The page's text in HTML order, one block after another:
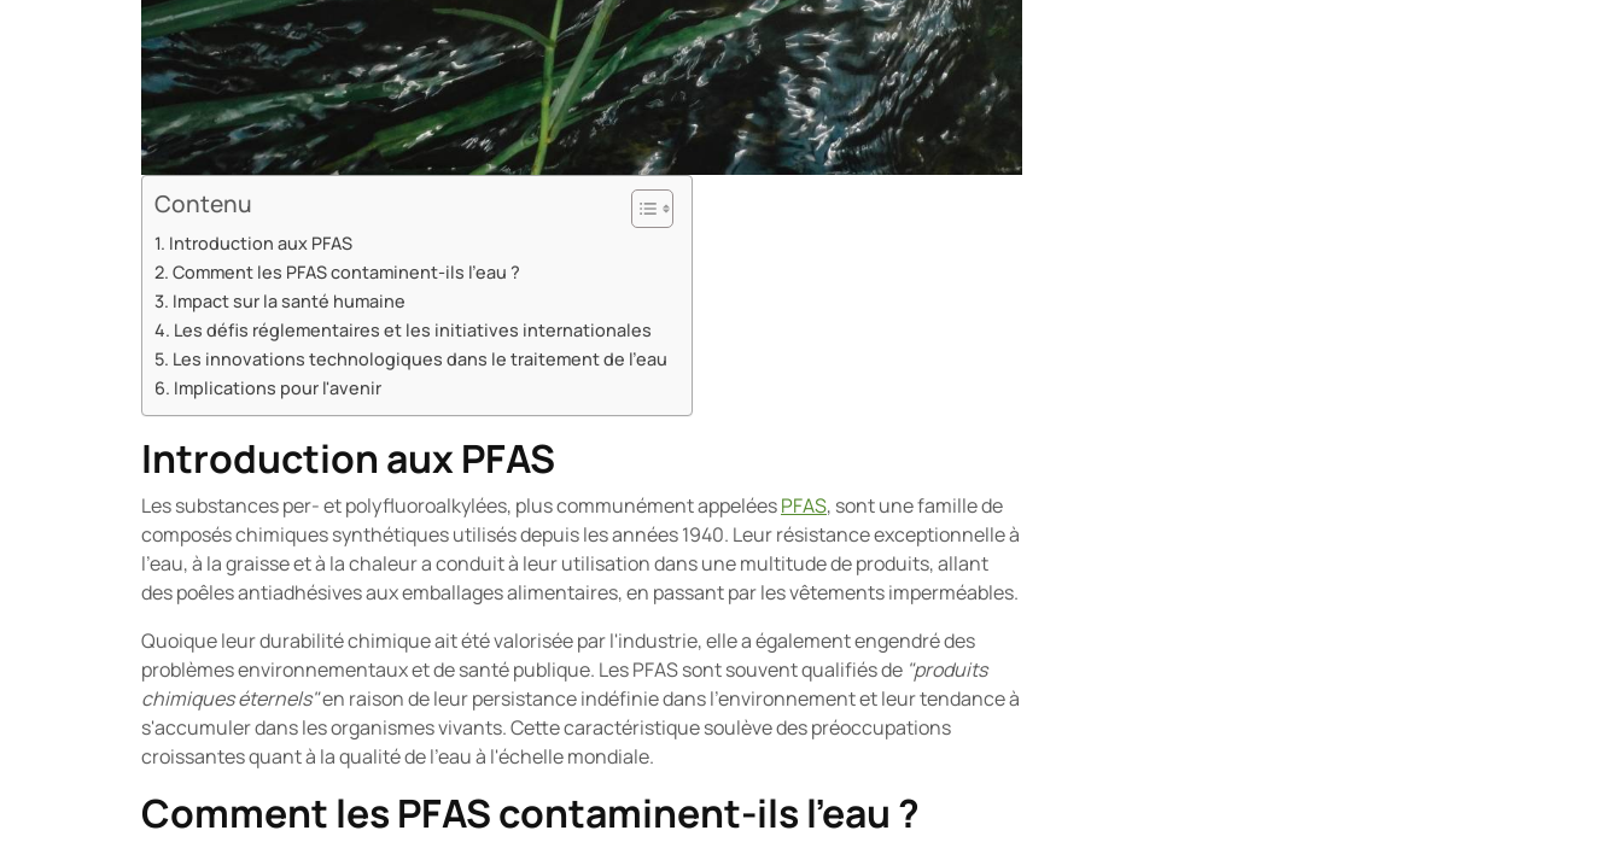
Contenu
Introduction aux PFAS
Comment les PFAS contaminent-ils l'eau ?
Impact sur la santé humaine
Les défis réglementaires et les initiatives internationales
Les innovations technologiques dans le traitement de l'eau
Implications pour l'avenir
Introduction aux PFAS
Les substances per- et polyfluoroalkylées, plus communément appeléesPFAS, sont une famille de
composés chimiques synthétiques utilisés depuis les années 1940. Leur résistance exceptionnelle à
l'eau, à la graisse et à la chaleur a conduit à leur utilisation dans une multitude de produits, allant
des poêles antiadhésives aux emballages alimentaires, en passant par les vêtements imperméables.
Quoique leur durabilité chimique ait été valorisée par l'industrie, elle a également engendré des
problèmes environnementaux et de santé publique. Les PFAS sont souvent qualifiés de "produits
chimiques éternels"en raison de leur persistance indéfinie dans l'environnement et leur tendance à
s'accumuler dans les organismes vivants. Cette caractéristique soulève des préoccupations
croissantes quant à la qualité de l'eau à l'échelle mondiale.
Comment les PFAS contaminent-ils l'eau ?